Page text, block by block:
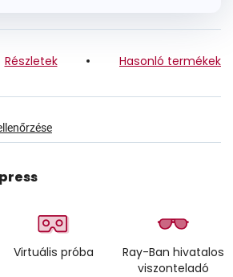
Részletek Hasonló termékek
Virtuális próba
Ray-Ban hivatalos
viszonteladó